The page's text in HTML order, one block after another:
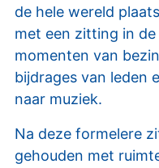
de hele wereld
met een zitting in
momenten van
bijdrages van leden
naar muziek.
Na deze formelere
gehouden met